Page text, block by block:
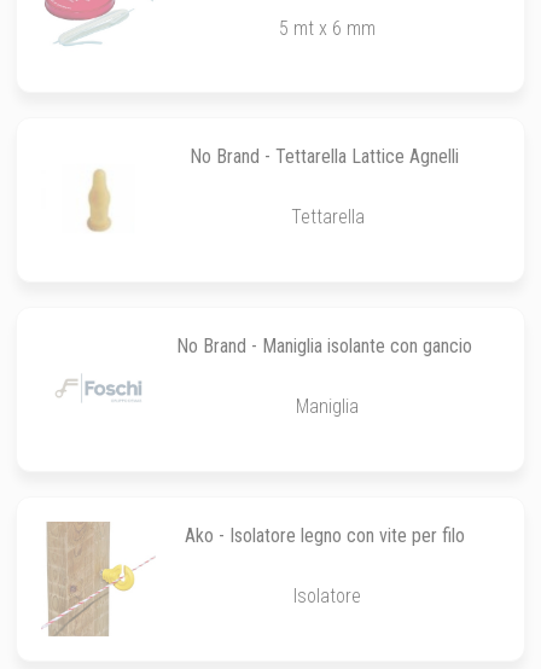
5 mt x 6 mm
No Brand - Tettarella Lattice Agnelli
Tettarella
No Brand - Maniglia isolante con gancio
Maniglia
Ako - Isolatore legno con vite per filo
Isolatore